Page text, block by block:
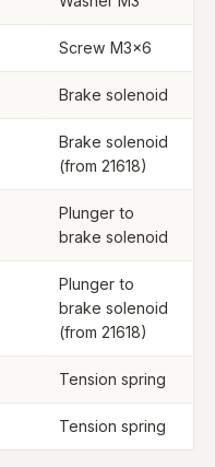
Screw M3×6
Brake solenoid
Brake solenoid
(from 21618)
Plunger to
brake solenoid
Plunger to
brake solenoid
(from 21618)
Tension spring
Tension spring